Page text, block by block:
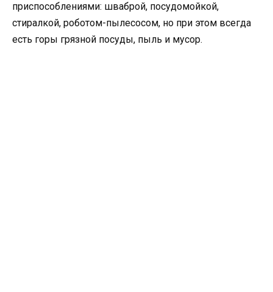
приспособлениями: шваброй, посудомойкой,
стиралкой, роботом-пылесосом, но при этом всегда
есть горы грязной посуды, пыль и мусор.